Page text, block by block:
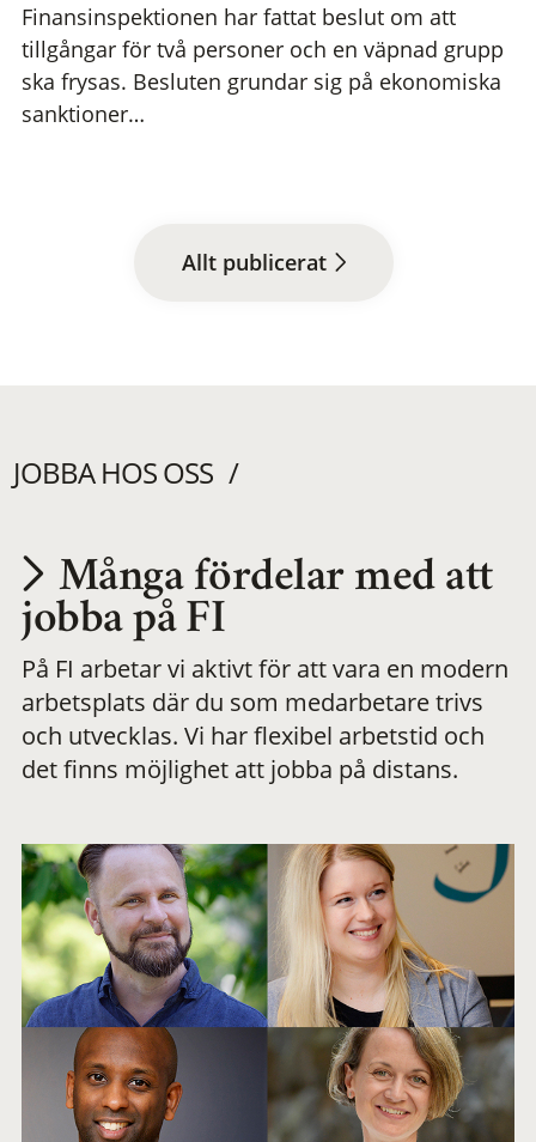
Finansinspektionen har fattat beslut om att
tillgångar för två personer och en väpnad grupp
ska frysas. Besluten grundar sig på ekonomiska
sanktioner…
Allt publicerat
JOBBA HOS OSS
Utvecklas på en
meningsfull och
flexibel
Många fördelar med att
jobba på FI
På FI arbetar vi aktivt för att vara en modern
arbetsplats där du som medarbetare trivs
och utvecklas. Vi har flexibel arbetstid och
det finns möjlighet att jobba på distans.